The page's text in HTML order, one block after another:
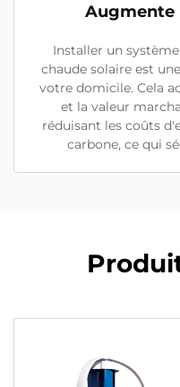
Augmente
Installer un
chaude solaire est
votre domicile. Cela
et la valeur
réduisant les coûts
carbone, ce qui